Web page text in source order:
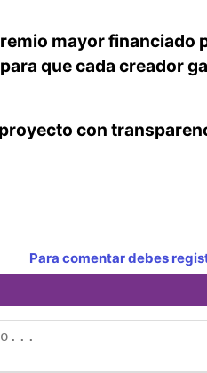
mayor financiado
que cada creador
con
Para comentar debes